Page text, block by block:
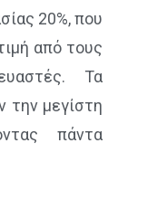
20%, που
από τους
Τα
την μεγίστη
πάντα